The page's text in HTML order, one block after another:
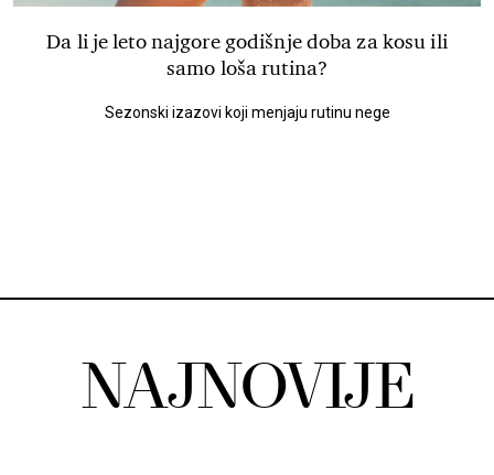
Da li je leto najgore godišnje doba za kosu ili
samo loša rutina?
Sezonski izazovi koji menjaju rutinu nege
NAJNOVIJE